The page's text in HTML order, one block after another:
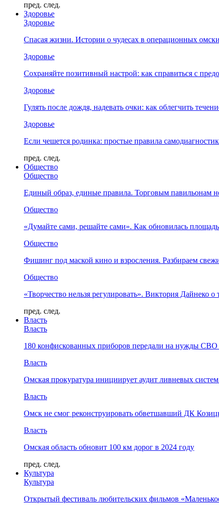
пред. след.
Здоровье
Здоровье
Спасая жизни. Истории о чудесах в операционных
Здоровье
Сохраняйте позитивный настрой: как справиться с
Здоровье
Гулять после дождя, надевать очки: как облегчить
Здоровье
Если чешется родинка: простые правила
пред. след.
Общество
Общество
Единый образ, единые правила. Торговым павильонам
Общество
«Думайте сами, решайте сами». Как обновилась
Общество
Фишинг под маской кино и взросления. Разбираем
Общество
«Творчество нельзя регулировать». Виктория Дайнеко
пред. след.
Власть
Власть
180 конфискованных приборов передали на нужды
Власть
Омская прокуратура инициирует аудит ливневых систем
Власть
Омск не смог реконструировать обветшавший ДК
Власть
Омская область обновит 100 км дорог в 2024 году
пред. след.
Культура
Культура
Открытый фестиваль любительских фильмов